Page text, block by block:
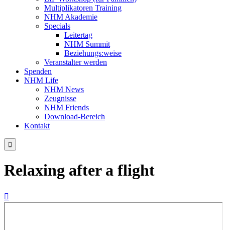
Multiplikatoren Training
NHM Akademie
Specials
Leitertag
NHM Summit
Beziehungs:weise
Veranstalter werden
Spenden
NHM Life
NHM News
Zeugnisse
NHM Friends
Download-Bereich
Kontakt

Relaxing after a flight
